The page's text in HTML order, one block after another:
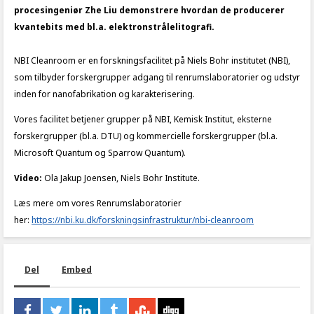
procesingeniør Zhe Liu demonstrere hvordan de producerer
kvantebits med bl.a. elektronstrålelitografi.
NBI Cleanroom er en forskningsfacilitet på Niels Bohr institutet (NBI),
som tilbyder forskergrupper adgang til renrumslaboratorier og udstyr
inden for nanofabrikation og karakterisering.
Vores facilitet betjener grupper på NBI, Kemisk Institut, eksterne
forskergrupper (bl.a. DTU) og kommercielle forskergrupper (bl.a.
Microsoft Quantum og Sparrow Quantum).
Video: Ola Jakup Joensen, Niels Bohr Institute.
Læs mere om vores Renrumslaboratorier
her: https://nbi.ku.dk/forskningsinfrastruktur/nbi-cleanroom
Del Embed